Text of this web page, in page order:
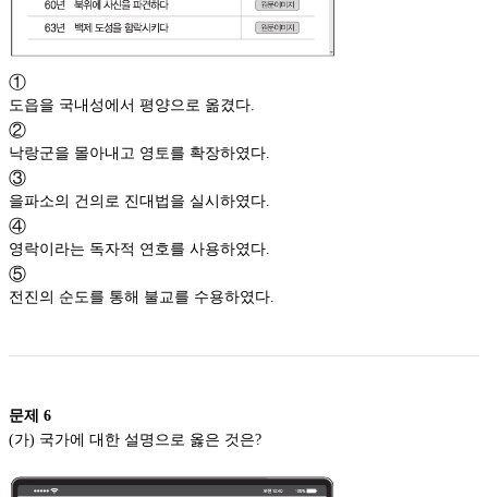
①
도읍을 국내성에서 평양으로 옮겼다.
②
낙랑군을 몰아내고 영토를 확장하였다.
③
을파소의 건의로 진대법을 실시하였다.
④
영락이라는 독자적 연호를 사용하였다.
⑤
전진의 순도를 통해 불교를 수용하였다.
문제 6
(가) 국가에 대한 설명으로 옳은 것은?